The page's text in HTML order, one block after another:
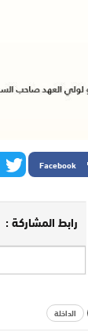
Facebook
رابط المشاركة :
الداخلة